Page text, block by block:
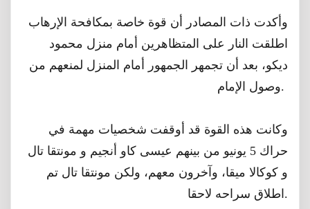
وأكدت ذات المصادر أن قوة خاصة بمكافحة الإرهاب
اطلقت النار على المتظاهرين أمام منزل محمود
ديكو، بعد أن تجمهر الجمهور أمام المنزل لمنعهم من
وصول الإمام.
وكانت هذه القوة قد أوقفت شخصيات مهمة في
حراك 5 يونيو من بينهم عيسى كاو أنجيم و مونتقا تال
و كوكالا ميقا، وآخرون معهم، ولكن مونتقا تال تم
اطلاق سراحه لاحقا.